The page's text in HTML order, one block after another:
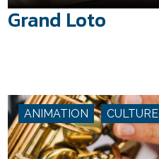
Grand Loto
ANIMATION CULTURE